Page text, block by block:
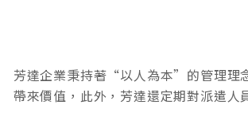
芳達企業秉持著“以人為本”的管理理
帶來價值，此外，芳達還定期對派遣